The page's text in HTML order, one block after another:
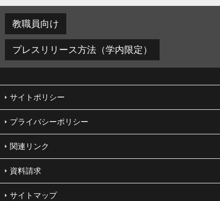
教職員向け
プレスリリース方法（学内限定）
サイトポリシー
プライバシーポリシー
関連リンク
資料請求
サイトマップ